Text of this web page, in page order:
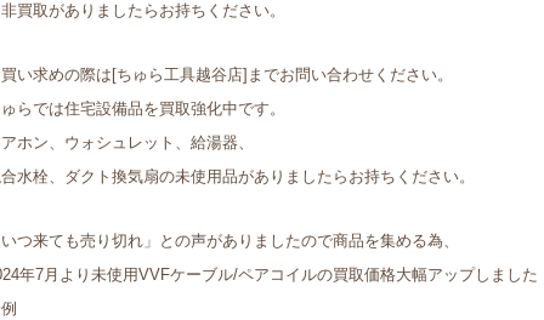
買取がありましたらお持ちください。
い求めの際は[ちゅら工具越谷店]までお問い合わせください。
らでは住宅設備品を買取強化中です。
ホン、ウォシュレット、給湯器、
水栓、ダクト換気扇の未使用品がありましたらお持ちください。
つ来ても売り切れ」との声がありましたので商品を集める為、
年7月より未使用VVFケーブル/ペアコイルの買取価格大幅アップしました